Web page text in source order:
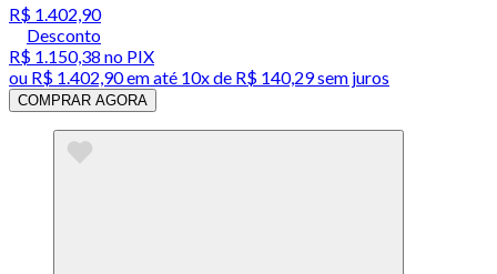
R$ 1.402,90
Desconto
R$ 1.150,38 no PIX
ou R$ 1.402,90em até 10x de R$ 140,29 sem juros
COMPRAR AGORA